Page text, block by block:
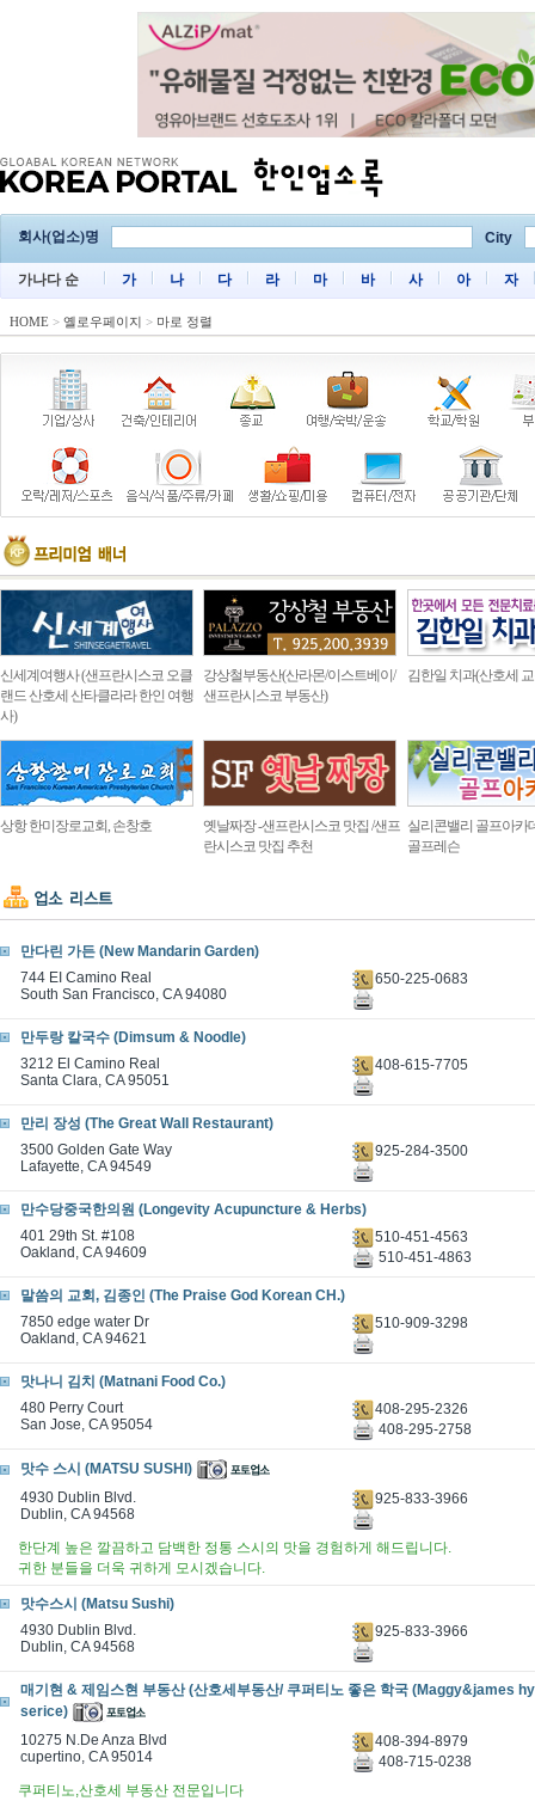
회사(업소)명 City
가나다 순 가 나 다 라 마 바 사 아 자
HOME > 옐로우페이지 > 마로 정렬
신세계여행사 (샌프란시스코 오클
랜드 산호세 산타클라라 한인 여행
사)
강상철부동산(산라몬/이스트베이/
샌프란시스코 부동산)
김한일 치과(산호세
상항 한미장로교회, 손창호
옛날짜장 -샌프란시스코 맛집 /샌프
란시스코 맛집 추천
실리콘밸리 골프아카
골프레슨
만다린 가든 (New Mandarin Garden)
744 EI Camino Real
South San Francisco, CA 94080
650-225-0683
만두랑 칼국수 (Dimsum & Noodle)
3212 El Camino Real
Santa Clara, CA 95051
408-615-7705
만리 장성 (The Great Wall Restaurant)
3500 Golden Gate Way
Lafayette, CA 94549
925-284-3500
만수당중국한의원 (Longevity Acupuncture & Herbs)
401 29th St. #108
Oakland, CA 94609
510-451-4563
510-451-4863
말씀의 교회, 김종인 (The Praise God Korean CH.)
7850 edge water Dr
Oakland, CA 94621
510-909-3298
맛나니 김치 (Matnani Food Co.)
480 Perry Court
San Jose, CA 95054
408-295-2326
408-295-2758
맛수 스시 (MATSU SUSHI)
4930 Dublin Blvd.
Dublin, CA 94568
925-833-3966
한단계 높은 깔끔하고 담백한 정통 스시의 맛을 경험하게 해드립니다.
귀한 분들을 더욱 귀하게 모시겠습니다.
맛수스시 (Matsu Sushi)
4930 Dublin Blvd.
Dublin, CA 94568
925-833-3966
매기현 & 제임스현 부동산 (산호세부동산/ 쿠퍼티노 좋은 학국 (Maggy&james
serice)
10275 N.De Anza Blvd
cupertino, CA 95014
408-394-8979
408-715-0238
쿠퍼티노,산호세 부동산 전문입니다